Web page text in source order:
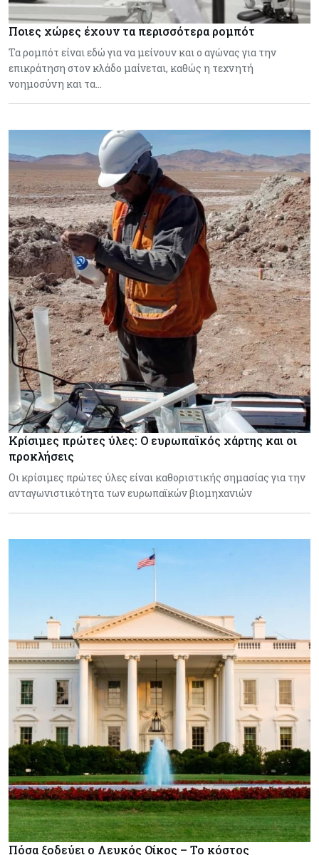
Ποιες χώρες έχουν τα περισσότερα ρομπότ
Τα ρομπότ είναι εδώ για να μείνουν και ο αγώνας για την
επικράτηση στον κλάδο μαίνεται, καθώς η τεχνητή
νοημοσύνη και τα…
Κρίσιμες πρώτες ύλες: Ο ευρωπαϊκός χάρτης και οι
προκλήσεις
Οι κρίσιμες πρώτες ύλες είναι καθοριστικής σημασίας για την
ανταγωνιστικότητα των ευρωπαϊκών βιομηχανιών
Πόσα ξοδεύει ο Λευκός Οίκος – Το κόστος